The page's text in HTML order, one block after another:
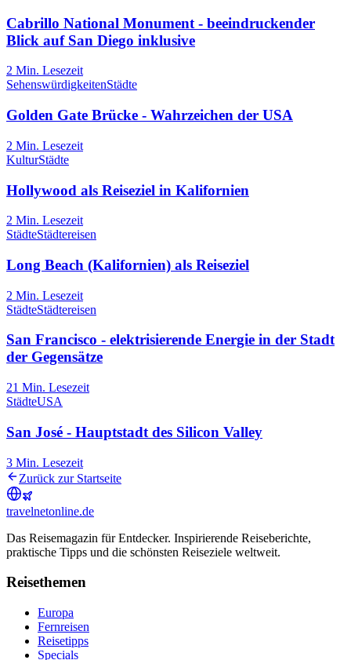
Cabrillo National Monument - beeindruckender
Blick auf San Diego inklusive
2 Min. Lesezeit
SehenswürdigkeitenStädte
Golden Gate Brücke - Wahrzeichen der USA
2 Min. Lesezeit
KulturStädte
Hollywood als Reiseziel in Kalifornien
2 Min. Lesezeit
StädteStädtereisen
Long Beach (Kalifornien) als Reiseziel
2 Min. Lesezeit
StädteStädtereisen
San Francisco - elektrisierende Energie in der Stadt
der Gegensätze
21 Min. Lesezeit
StädteUSA
San José - Hauptstadt des Silicon Valley
3 Min. Lesezeit
Zurück zur Startseite
travelnetonline.de
Das Reisemagazin für Entdecker. Inspirierende Reiseberichte,
praktische Tipps und die schönsten Reiseziele weltweit.
Reisethemen
Europa
Fernreisen
Reisetipps
Specials